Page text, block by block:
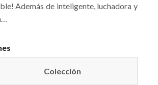
Además de inteligente, luchadora y
Colección